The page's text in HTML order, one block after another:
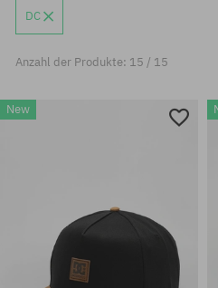
DC
Anzahl der Produkte: 15 / 15
New